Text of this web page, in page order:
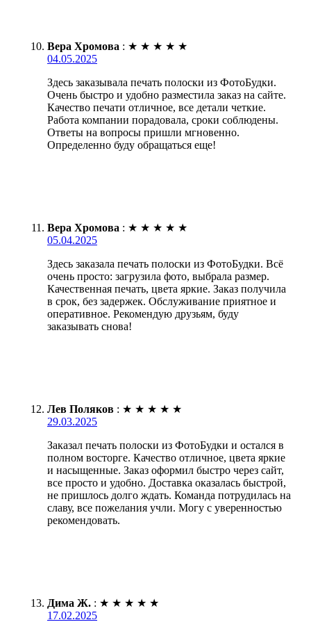
Вера Хромова : ★ ★ ★ ★ ★
04.05.2025
Здесь заказывала печать полоски из ФотоБудки.
Очень быстро и удобно разместила заказ на сайте.
Качество печати отличное, все детали четкие.
Работа компании порадовала, сроки соблюдены.
Ответы на вопросы пришли мгновенно.
Определенно буду обращаться еще!
Вера Хромова : ★ ★ ★ ★ ★
05.04.2025
Здесь заказала печать полоски из ФотоБудки. Всё
очень просто: загрузила фото, выбрала размер.
Качественная печать, цвета яркие. Заказ получила
в срок, без задержек. Обслуживание приятное и
оперативное. Рекомендую друзьям, буду
заказывать снова!
Лев Поляков : ★ ★ ★ ★ ★
29.03.2025
Заказал печать полоски из ФотоБудки и остался в
полном восторге. Качество отличное, цвета яркие
и насыщенные. Заказ оформил быстро через сайт,
все просто и удобно. Доставка оказалась быстрой,
не пришлось долго ждать. Команда потрудилась на
славу, все пожелания учли. Могу с уверенностью
рекомендовать.
Дима Ж. : ★ ★ ★ ★ ★
17.02.2025